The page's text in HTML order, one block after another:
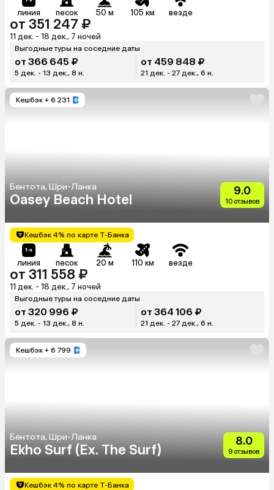
линия песок 50 м 105 км везде
от 351 247 ₽
11 дек. - 18 дек., 7 ночей
Выгодные туры на соседние даты
от 366 645 ₽
5 дек. - 13 дек., 8 н.
от 459 848 ₽
21 дек. - 27 дек., 6 н.
Кешбэк + 6 231
Бентота, Шри-Ланка
Oasey Beach Hotel
9.0
10 отзывов
Кешбэк 4% по карте Т-Банка
линия песок 20 м 110 км везде
от 311 558 ₽
11 дек. - 18 дек., 7 ночей
Выгодные туры на соседние даты
от 320 996 ₽
5 дек. - 13 дек., 8 н.
от 364 106 ₽
21 дек. - 27 дек., 6 н.
Кешбэк + 6 799
Бентота, Шри-Ланка
Ekho Surf (Ex. The Surf)
8.0
9 отзывов
Кешбэк 4% по карте Т-Банка